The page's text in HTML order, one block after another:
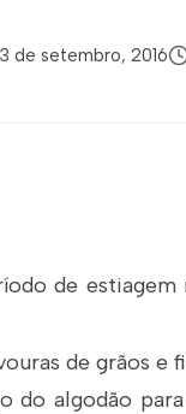
de setembro, 2016
de estiagem
de grãos e
algodão